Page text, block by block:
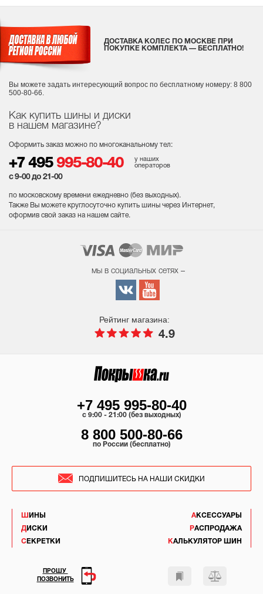
Как купить шины и диски
в нашем магазине?
Оформить заказ можно по многоканальному тел:
+7 495 995-80-40
у наших
операторов
с 9-00 до 21-00
по московскому времени ежедневно (без выходных).
Также Вы можете круглосуточно купить шины через Интернет,
оформив свой заказ на нашем сайте.
ДОСТАВКА КОЛЕС ПО МОСКВЕ ПРИ
ПОКУПКЕ КОМПЛЕКТА — БЕСПЛАТНО!
Вы можете задать интересующий вопрос по бесплатному номеру: 8 800
500-80-66.
мы в социальных сетях –
Рейтинг магазина:
4.9
ШИНЫ
ДИСКИ
СЕКРЕТКИ
АКСЕССУАРЫ
РАСПРОДАЖА
КАЛЬКУЛЯТОР ШИН
+7 495 995-80-40
c 9:00 - 21:00 (без выходных)
8 800 500-80-66
по России (бесплатно)
ПОДПИШИТЕСЬ НА НАШИ СКИДКИ
ПРОШУ
ПОЗВОНИТЬ